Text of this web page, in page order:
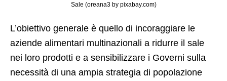
Sale (oreana3 by pixabay.com)
L’obiettivo generale è quello di incoraggiare le
aziende alimentari multinazionali a ridurre il sale
nei loro prodotti e a sensibilizzare i Governi sulla
necessità di una ampia strategia di popolazione